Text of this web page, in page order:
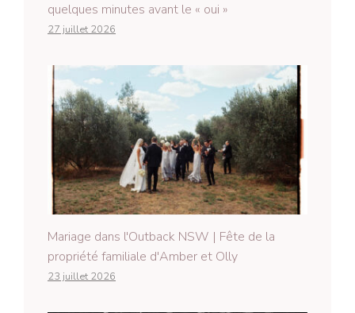
quelques minutes avant le « oui »
27 juillet 2026
Mariage dans l'Outback NSW | Fête de la
propriété familiale d'Amber et Olly
23 juillet 2026